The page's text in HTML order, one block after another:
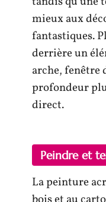
mieux aux
fantastiques.
derrière un
arche, fenêtre
profondeur
direct.
Peindre et
La peinture